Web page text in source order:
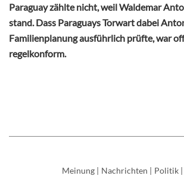
Paraguay zählte nicht, weil Waldemar
stand. Dass Paraguays Torwart dabei
Familienplanung ausführlich prüfte, war
regelkonform.
Meinung | Nachrichten | Politik |